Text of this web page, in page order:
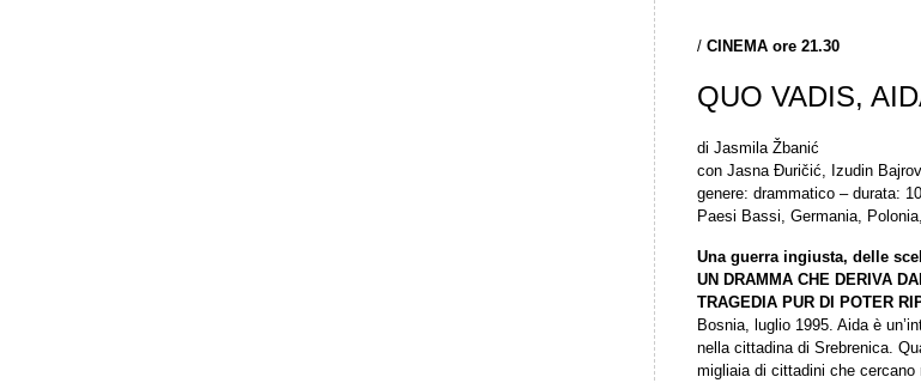
/ CINEMA ore 21.30
QUO VADIS,
di Jasmila Žbanić
con Jasna Đuričić, Izudin
genere: drammatico – durata:
Paesi Bassi, Germania,
Una guerra ingiusta, delle
UN DRAMMA CHE DERIVA
TRAGEDIA PUR DI POTER
Bosnia, luglio 1995. Aida è
nella cittadina di Srebrenica.
migliaia di cittadini che cercano